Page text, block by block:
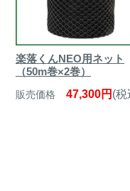
楽落くんNEO用ネット
（50m巻×2巻）
販売価格 47,300円 (税